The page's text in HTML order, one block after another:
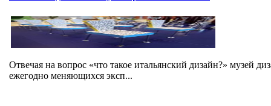
Отвечая на вопрос «что такое итальянский дизайн?» музей
ежегодно меняющихся эксп...